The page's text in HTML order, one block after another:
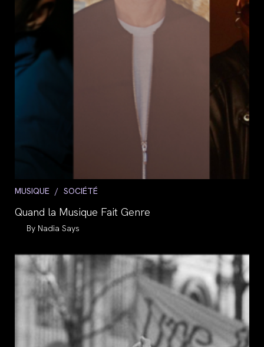
Post
MUSIQUE / SOCIÉTÉ
Quand la Musique Fait Genre
Auteur/autrice
la
publication :
Nadia Says